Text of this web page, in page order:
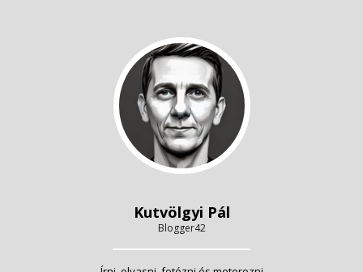
Kutvölgyi Pál
Blogger42